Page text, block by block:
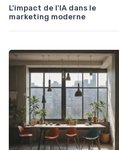
L'impact de l'IA dans le
marketing moderne